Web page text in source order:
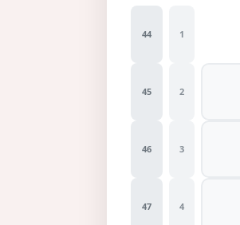
44 1
45 2
46 3
47 4